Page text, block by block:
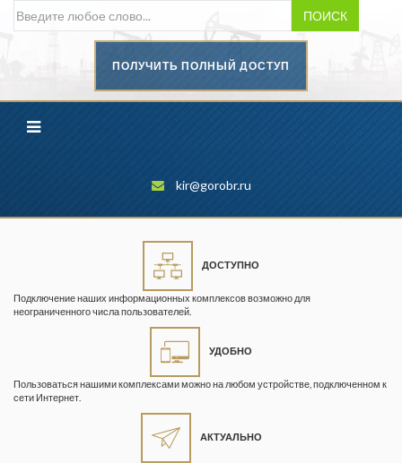
ПОИСК
ПОЛУЧИТЬ ПОЛНЫЙ ДОСТУП
kir@gorobr.ru
ДОСТУПНО
Подключение наших информационных комплексов возможно для
неограниченного числа пользователей.
УДОБНО
Пользоваться нашими комплексами можно на любом устройстве, подключенном к
сети Интернет.
АКТУАЛЬНО
промышленности
Геопрофи
Горнопромышленные ведомости
Кузбасса. Информационный